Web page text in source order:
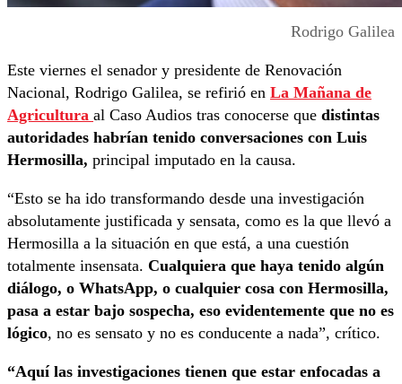
Rodrigo Galilea
Este viernes el senador y presidente de Renovación
Nacional, Rodrigo Galilea, se refirió en La Mañana de
Agricultura al Caso Audios tras conocerse que distintas
autoridades habrían tenido conversaciones con Luis
Hermosilla, principal imputado en la causa.
“Esto se ha ido transformando desde una investigación
absolutamente justificada y sensata, como es la que llevó a
Hermosilla a la situación en que está, a una cuestión
totalmente insensata. Cualquiera que haya tenido algún
diálogo, o WhatsApp, o cualquier cosa con Hermosilla,
pasa a estar bajo sospecha, eso evidentemente que no es
lógico, no es sensato y no es conducente a nada”, crítico.
“Aquí las investigaciones tienen que estar enfocadas a